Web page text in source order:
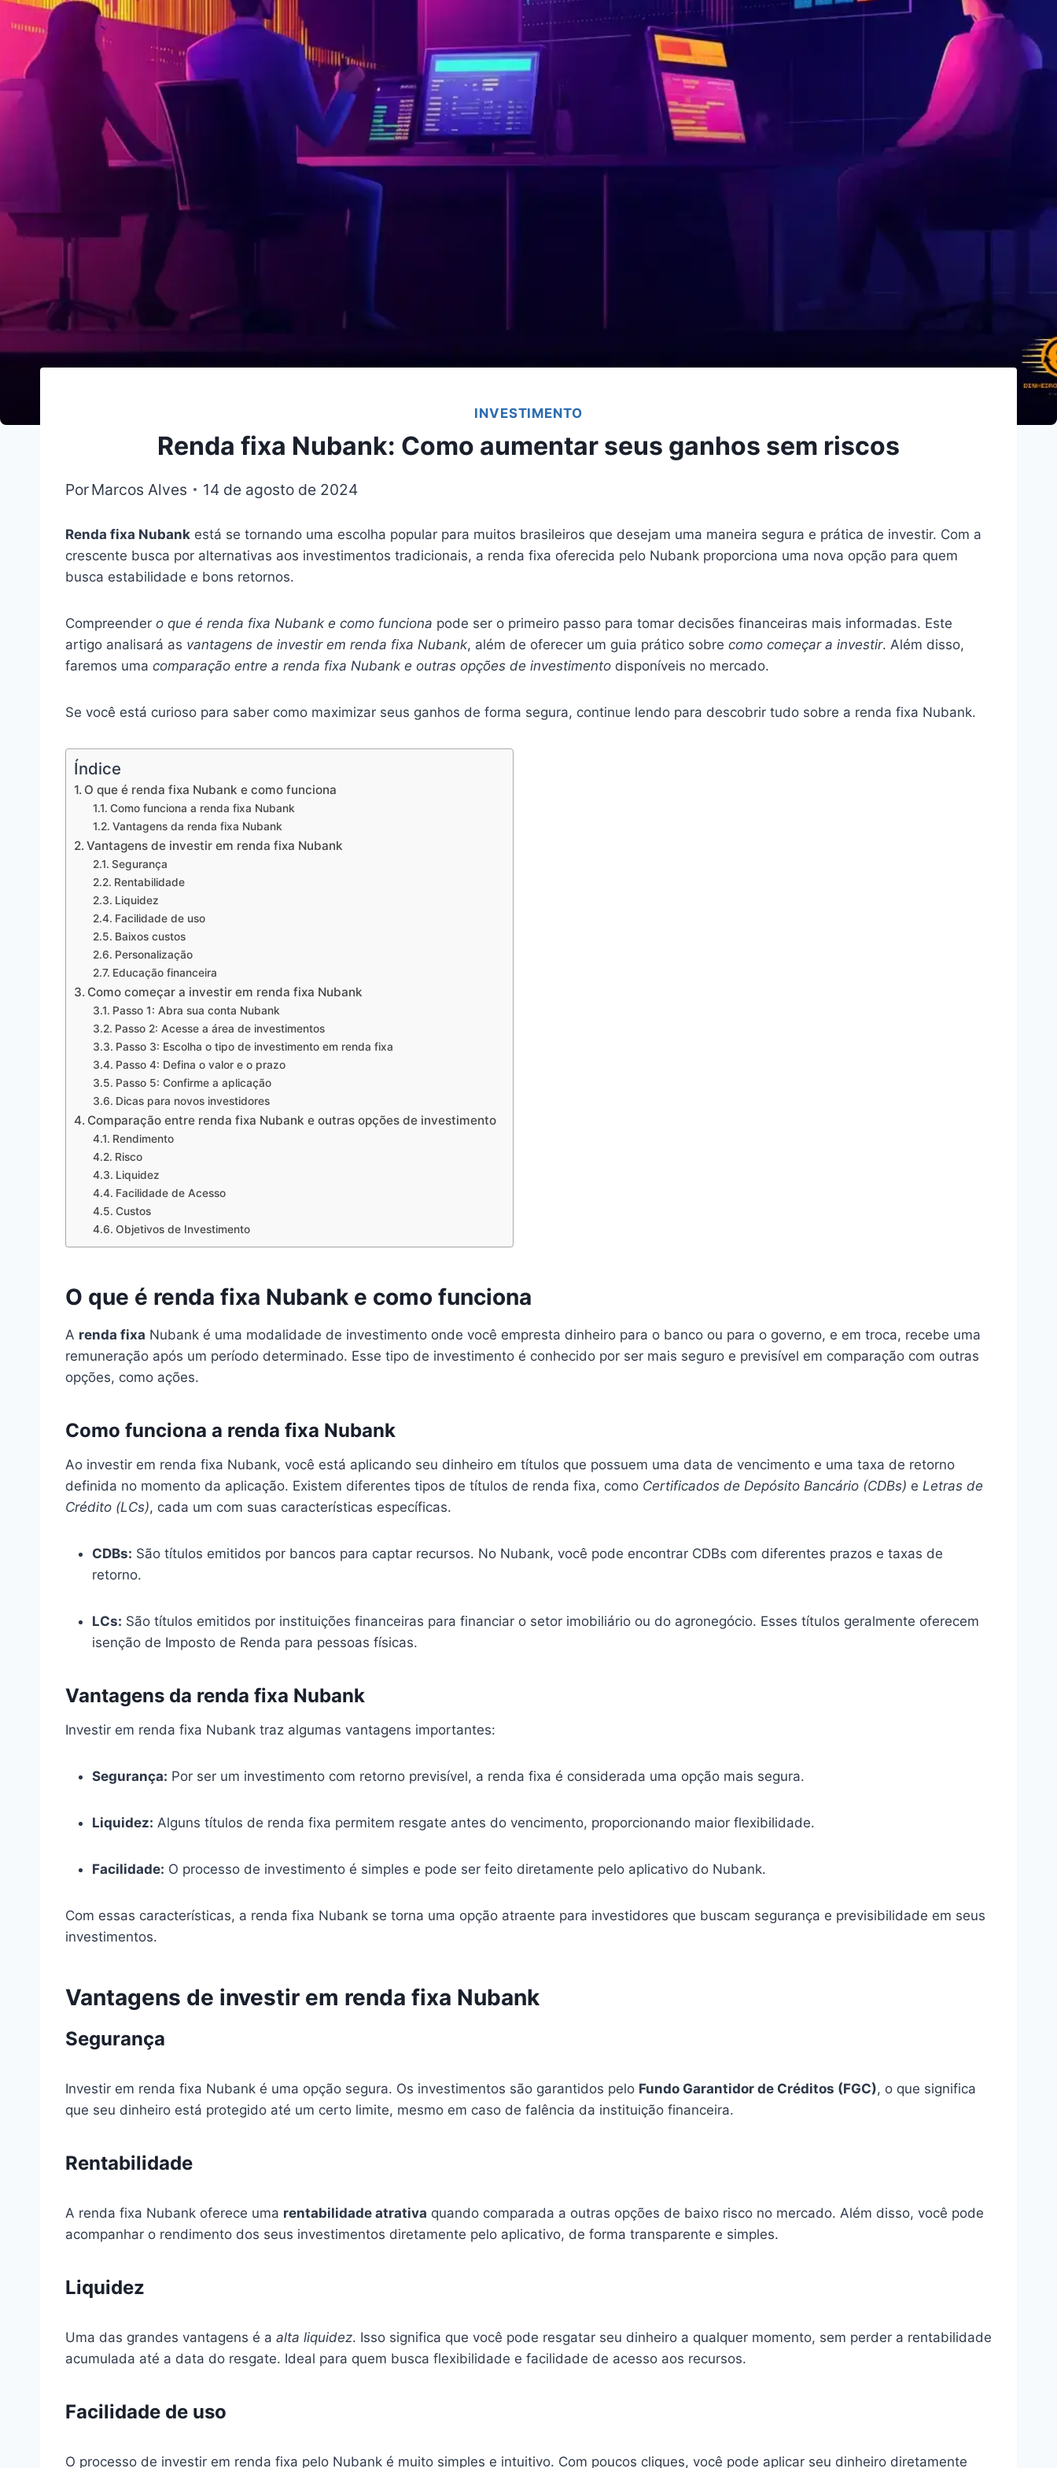
INVESTIMENTO
Renda fixa Nubank: Como aumentar seus ganhos sem riscos
PorMarcos Alves 14 de agosto de 2024
Renda fixa Nubank está se tornando uma escolha popular para muitos brasileiros que desejam uma maneira segura e prática de investir. Com a
crescente busca por alternativas aos investimentos tradicionais, a renda fixa oferecida pelo Nubank proporciona uma nova opção para quem
busca estabilidade e bons retornos.
Compreender o que é renda fixa Nubank e como funciona pode ser o primeiro passo para tomar decisões financeiras mais informadas. Este
artigo analisará as vantagens de investir em renda fixa Nubank, além de oferecer um guia prático sobre como começar a investir. Além disso,
faremos uma comparação entre a renda fixa Nubank e outras opções de investimento disponíveis no mercado.
Se você está curioso para saber como maximizar seus ganhos de forma segura, continue lendo para descobrir tudo sobre a renda fixa Nubank.
Índice
O que é renda fixa Nubank e como funciona
Como funciona a renda fixa Nubank
Vantagens da renda fixa Nubank
Vantagens de investir em renda fixa Nubank
Segurança
Rentabilidade
Liquidez
Facilidade de uso
Baixos custos
Personalização
Educação financeira
Como começar a investir em renda fixa Nubank
Passo 1: Abra sua conta Nubank
Passo 2: Acesse a área de investimentos
Passo 3: Escolha o tipo de investimento em renda fixa
Passo 4: Defina o valor e o prazo
Passo 5: Confirme a aplicação
Dicas para novos investidores
Comparação entre renda fixa Nubank e outras opções de investimento
Rendimento
Risco
Liquidez
Facilidade de Acesso
Custos
Objetivos de Investimento
O que é renda fixa Nubank e como funciona
A renda fixa Nubank é uma modalidade de investimento onde você empresta dinheiro para o banco ou para o governo, e em troca, recebe uma
remuneração após um período determinado. Esse tipo de investimento é conhecido por ser mais seguro e previsível em comparação com outras
opções, como ações.
Como funciona a renda fixa Nubank
Ao investir em renda fixa Nubank, você está aplicando seu dinheiro em títulos que possuem uma data de vencimento e uma taxa de retorno
definida no momento da aplicação. Existem diferentes tipos de títulos de renda fixa, como Certificados de Depósito Bancário (CDBs) e Letras de
Crédito (LCs), cada um com suas características específicas.
CDBs: São títulos emitidos por bancos para captar recursos. No Nubank, você pode encontrar CDBs com diferentes prazos e taxas de
retorno.
LCs: São títulos emitidos por instituições financeiras para financiar o setor imobiliário ou do agronegócio. Esses títulos geralmente oferecem
isenção de Imposto de Renda para pessoas físicas.
Vantagens da renda fixa Nubank
Investir em renda fixa Nubank traz algumas vantagens importantes:
Segurança: Por ser um investimento com retorno previsível, a renda fixa é considerada uma opção mais segura.
Liquidez: Alguns títulos de renda fixa permitem resgate antes do vencimento, proporcionando maior flexibilidade.
Facilidade: O processo de investimento é simples e pode ser feito diretamente pelo aplicativo do Nubank.
Com essas características, a renda fixa Nubank se torna uma opção atraente para investidores que buscam segurança e previsibilidade em seus
investimentos.
Vantagens de investir em renda fixa Nubank
Segurança
Investir em renda fixa Nubank é uma opção segura. Os investimentos são garantidos pelo Fundo Garantidor de Créditos (FGC), o que significa
que seu dinheiro está protegido até um certo limite, mesmo em caso de falência da instituição financeira.
Rentabilidade
A renda fixa Nubank oferece uma rentabilidade atrativa quando comparada a outras opções de baixo risco no mercado. Além disso, você pode
acompanhar o rendimento dos seus investimentos diretamente pelo aplicativo, de forma transparente e simples.
Liquidez
Uma das grandes vantagens é a alta liquidez. Isso significa que você pode resgatar seu dinheiro a qualquer momento, sem perder a rentabilidade
acumulada até a data do resgate. Ideal para quem busca flexibilidade e facilidade de acesso aos recursos.
Facilidade de uso
O processo de investir em renda fixa pelo Nubank é muito simples e intuitivo. Com poucos cliques, você pode aplicar seu dinheiro diretamente